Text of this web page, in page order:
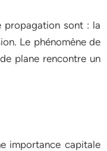
propagation sont : la
Le phénomène de
plane rencontre un
importance capitale